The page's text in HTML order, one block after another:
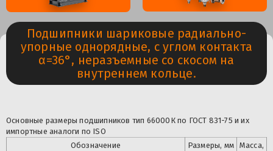
Подшипники шариковые радиально-
упорные однорядные, с углом контакта
α=36°, неразъемные со скосом на
внутреннем кольце.
Основные размеры подшипников тип 66000К по ГОСТ 831-75 и их
импортные аналоги по ISO
Обозначение
Размеры, мм Масса,